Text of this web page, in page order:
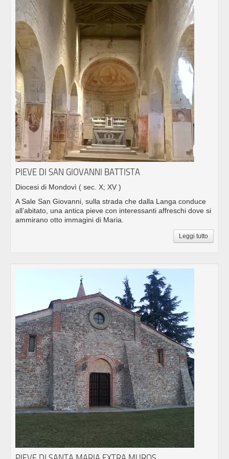
PIEVE DI SAN GIOVANNI BATTISTA
Diocesi di Mondovì ( sec. X; XV )
A Sale San Giovanni, sulla strada che dalla Langa conduce
all’abitato, una antica pieve con interessanti affreschi dove si
ammirano otto immagini di Maria.
Leggi tutto